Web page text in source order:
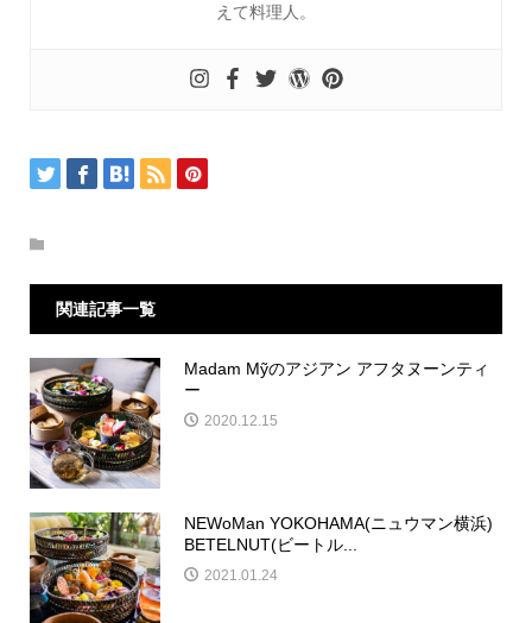
えて料理人。
関連記事一覧
Madam Mỹのアジアン アフタヌーンティ
ー
2020.12.15
NEWoMan YOKOHAMA(ニュウマン横浜)
BETELNUT(ビートル...
2021.01.24